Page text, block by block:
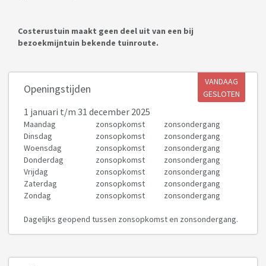
Costerustuin maakt geen deel uit van een bij
bezoekmijntuin bekende tuinroute.
Openingstijden
VANDAAG
GESLOTEN
1 januari t/m 31 december 2025
Maandag zonsopkomst
zonsondergang
Dinsdag
zonsopkomst
zonsondergang
Woensdag
zonsopkomst
zonsondergang
Donderdag
zonsopkomst
zonsondergang
Vrijdag
zonsopkomst
zonsondergang
Zaterdag
zonsopkomst
zonsondergang
Zondag
zonsopkomst zonsondergang
Dagelijks geopend tussen zonsopkomst en zonsondergang.